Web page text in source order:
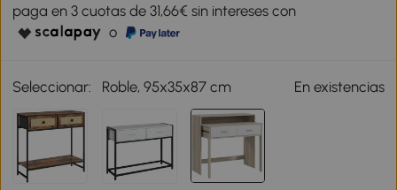
paga en 3 cuotas de 31,66€ sin intereses con
o
Seleccionar: Roble, 95x35x87 cm En existencias